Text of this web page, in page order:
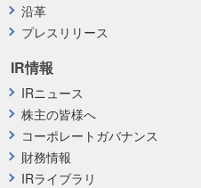
沿革
プレスリリース
IR情報
IRニュース
株主の皆様へ
コーポレートガバナンス
財務情報
IRライブラリ